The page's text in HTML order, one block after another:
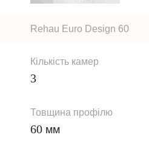
Rehau Euro Design 60
Кількість камер
3
Товщина профілю
60 мм